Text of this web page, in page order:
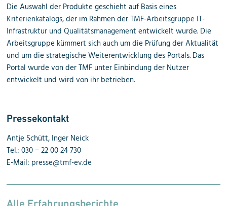
Die Auswahl der Produkte geschieht auf Basis eines
Kriterienkatalogs, der im Rahmen derTMF-Arbeitsgruppe IT-
Infrastruktur und Qualitätsmanagement entwickelt wurde. Die
Arbeitsgruppe kümmert sich auch um die Prüfung der Aktualität
und um die strategische Weiterentwicklung des Portals. Das
Portal wurde von der TMF unter Einbindung der Nutzer
entwickelt und wird von ihr betrieben.
Pressekontakt
Antje Schütt, Inger Neick
Tel.: 030 − 22 00 24 730
E-Mail: presse@tmf-ev.de
Alle Erfahrungsberichte